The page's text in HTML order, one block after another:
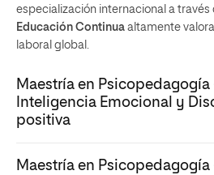
especialización internacional a través
Educación Continua altamente
laboral global.
Maestría en Psicopedagogía
Inteligencia Emocional y
positiva
Maestría en Psicopedagogía